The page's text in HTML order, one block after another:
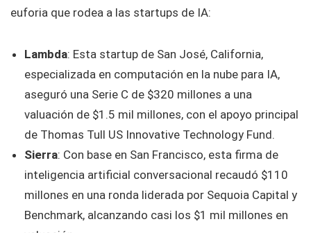
euforia que rodea a las startups de IA:
Lambda: Esta startup de San José, California,
especializada en computación en la nube para IA,
aseguró una Serie C de $320 millones a una
valuación de $1.5 mil millones, con el apoyo principal
de Thomas Tull US Innovative Technology Fund.
Sierra: Con base en San Francisco, esta firma de
inteligencia artificial conversacional recaudó $110
millones en una ronda liderada por Sequoia Capital y
Benchmark, alcanzando casi los $1 mil millones en